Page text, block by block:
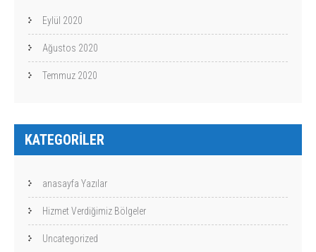
Eylül 2020
Ağustos 2020
Temmuz 2020
KATEGORILER
anasayfa Yazılar
Hizmet Verdiğimiz Bölgeler
Uncategorized